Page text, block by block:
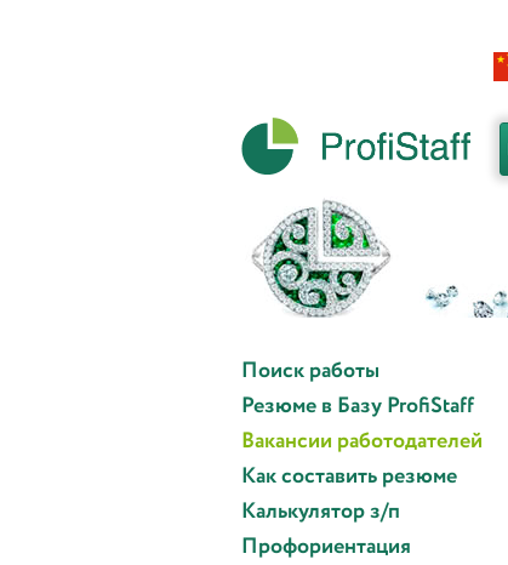
Поиск работы
Резюме в Базу ProfiStaff
Вакансии работодателей
Как составить резюме
Калькулятор з/п
Профориентация